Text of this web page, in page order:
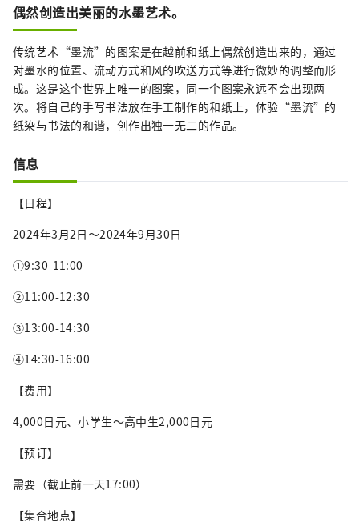
偶然创造出美丽的水墨艺术。
传统艺术“墨流”的图案是在越前和纸上偶然创造出来的，通过
对墨水的位置、流动方式和风的吹送方式等进行微妙的调整而形
成。这是这个世界上唯一的图案，同一个图案永远不会出现两
次。将自己的手写书法放在手工制作的和纸上，体验“墨流”的
纸染与书法的和谐，创作出独一无二的作品。
信息
【日程】
2024年3月2日～2024年9月30日
①9:30-11:00
②11:00-12:30
③13:00-14:30
④14:30-16:00
【费用】
4,000日元、小学生～高中生2,000日元
【预订】
需要（截止前一天17:00）
【集合地点】